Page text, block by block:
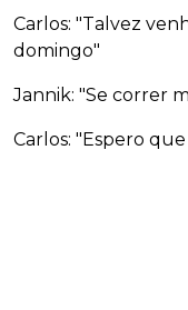
Carlos: "Talvez
domingo"
Jannik: "Se correr
Carlos: "Espero